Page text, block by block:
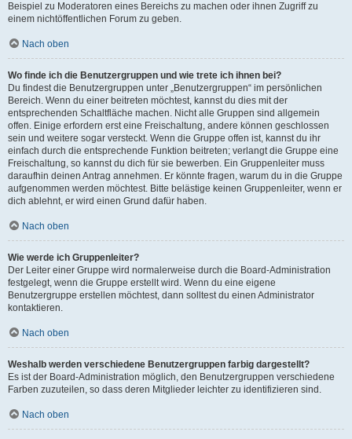
Beispiel zu Moderatoren eines Bereichs zu machen oder ihnen Zugriff zu
einem nichtöffentlichen Forum zu geben.
Nach oben
Wo finde ich die Benutzergruppen und wie trete ich ihnen bei?
Du findest die Benutzergruppen unter „Benutzergruppen“ im persönlichen
Bereich. Wenn du einer beitreten möchtest, kannst du dies mit der
entsprechenden Schaltfläche machen. Nicht alle Gruppen sind allgemein
offen. Einige erfordern erst eine Freischaltung, andere können geschlossen
sein und weitere sogar versteckt. Wenn die Gruppe offen ist, kannst du ihr
einfach durch die entsprechende Funktion beitreten; verlangt die Gruppe eine
Freischaltung, so kannst du dich für sie bewerben. Ein Gruppenleiter muss
daraufhin deinen Antrag annehmen. Er könnte fragen, warum du in die Gruppe
aufgenommen werden möchtest. Bitte belästige keinen Gruppenleiter, wenn er
dich ablehnt, er wird einen Grund dafür haben.
Nach oben
Wie werde ich Gruppenleiter?
Der Leiter einer Gruppe wird normalerweise durch die Board-Administration
festgelegt, wenn die Gruppe erstellt wird. Wenn du eine eigene
Benutzergruppe erstellen möchtest, dann solltest du einen Administrator
kontaktieren.
Nach oben
Weshalb werden verschiedene Benutzergruppen farbig dargestellt?
Es ist der Board-Administration möglich, den Benutzergruppen verschiedene
Farben zuzuteilen, so dass deren Mitglieder leichter zu identifizieren sind.
Nach oben